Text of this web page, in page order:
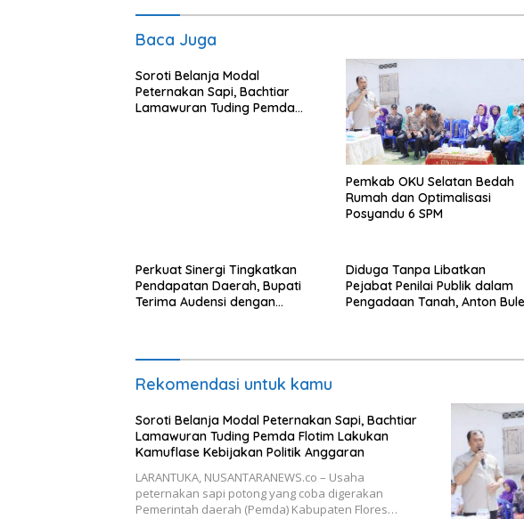
Baca Juga
Soroti Belanja Modal
Peternakan Sapi, Bachtiar
Lamawuran Tuding Pemda
Pemkab OKU Selatan Bedah
Rumah dan Optimalisasi
Posyandu 6 SPM
Perkuat Sinergi Tingkatkan
Pendapatan Daerah, Bupati
Terima Audensi dengan
Diduga Tanpa Libatkan
Pejabat Penilai Publik dalam
Pengadaan Tanah, Anton
Rekomendasi untuk kamu
Soroti Belanja Modal Peternakan Sapi, Bachtiar
Lamawuran Tuding Pemda Flotim Lakukan
Kamuflase Kebijakan Politik Anggaran
LARANTUKA, NUSANTARANEWS.co – Usaha
peternakan sapi potong yang coba digerakan
Pemerintah daerah (Pemda) Kabupaten Flores…